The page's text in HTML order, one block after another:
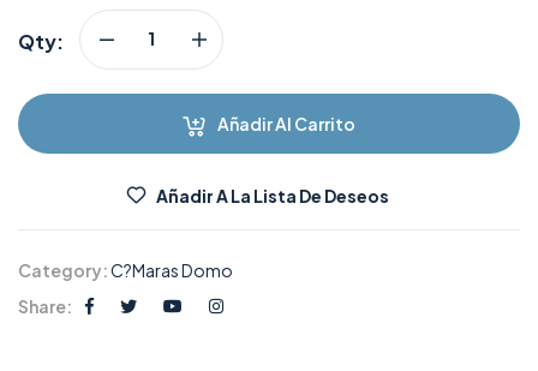
Qty:
Añadir Al Carrito
Añadir A La Lista De Deseos
Category:C?maras Domo
Share: